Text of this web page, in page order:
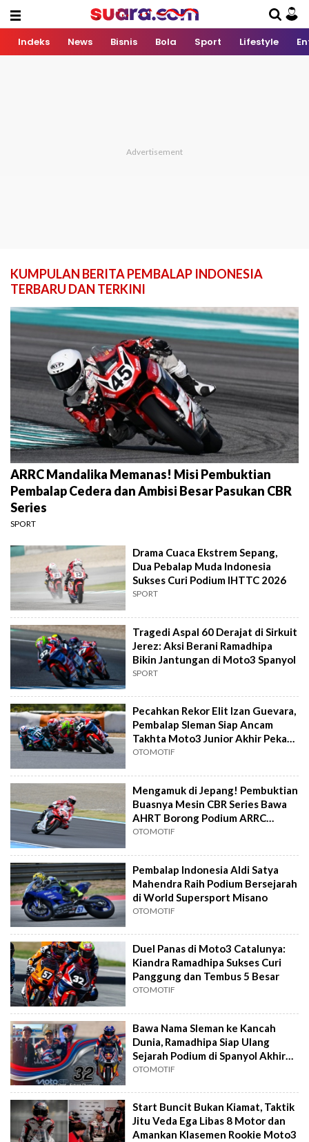
Indeks News Bisnis Bola Sport Lifestyle
KUMPULAN BERITA PEMBALAP INDONESIA
TERBARU DAN TERKINI
ARRC Mandalika Memanas! Misi Pembuktian
Pembalap Cedera dan Ambisi Besar Pasukan CBR
Series
SPORT
Drama Cuaca Ekstrem Sepang,
Dua Pebalap Muda Indonesia
Sukses Curi Podium IHTTC 2026
SPORT
Tragedi Aspal 60 Derajat di Sirkuit
Jerez: Aksi Berani Ramadhipa
Bikin Jantungan di Moto3 Spanyol
SPORT
Pecahkan Rekor Elit Izan Guevara,
Pembalap Sleman Siap Ancam
Takhta Moto3 Junior Akhir Pekan
Ini
OTOMOTIF
Mengamuk di Jepang! Pembuktian
Buasnya Mesin CBR Series Bawa
AHRT Borong Podium ARRC
Motegi
OTOMOTIF
Pembalap Indonesia Aldi Satya
Mahendra Raih Podium Bersejarah
di World Supersport Misano
OTOMOTIF
Duel Panas di Moto3 Catalunya:
Kiandra Ramadhipa Sukses Curi
Panggung dan Tembus 5 Besar
OTOMOTIF
Bawa Nama Sleman ke Kancah
Dunia, Ramadhipa Siap Ulang
Sejarah Podium di Spanyol Akhir
Pekan Ini
OTOMOTIF
Start Buncit Bukan Kiamat, Taktik
Jitu Veda Ega Libas 8 Motor dan
Amankan Klasemen Rookie Moto3